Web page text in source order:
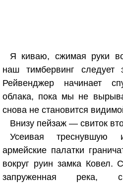
Я киваю, сжимая руки
наш тимбервинг
Рейвенджер начинает
облака, пока мы не
снова не становится
Внизу пейзаж — свиток
Усеивая
армейские палатки
вокруг руин замка Ковел.
запруженная река, с